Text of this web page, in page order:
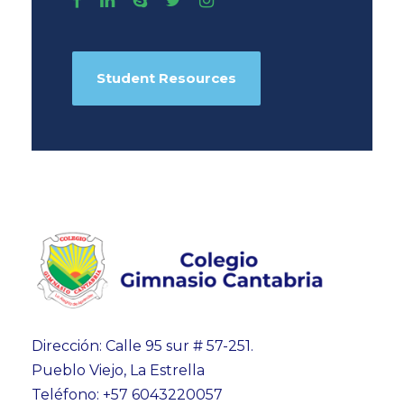
Student Resources
Dirección: Calle 95 sur # 57-251.
Pueblo Viejo, La Estrella
Teléfono: +57 6043220057